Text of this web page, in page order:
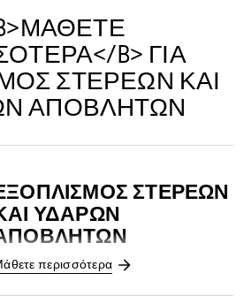
B> ΓΙΑ
ΣΤΕΡΕΏΝ ΚΑΙ
ΑΠΟΒΛΉΤΩΝ
ΣΤΕΡΕΏΝ
ΥΔΑΡΏΝ
περισσότερα